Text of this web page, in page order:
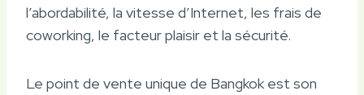
l’abordabilité, la vitesse d’Internet, les frais de
coworking, le facteur plaisir et la sécurité.
Le point de vente unique de Bangkok est son